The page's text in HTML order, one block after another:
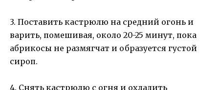
3. Поставить кастрюлю на средний огонь и
варить, помешивая, около 20-25 минут, пока
абрикосы не размягчат и образуется густой
сироп.
4. Снять кастрюлю с огня и охладить